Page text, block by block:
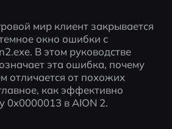
мир клиент закрывается
окно ошибки с
В этом руководстве
эта ошибка, почему
отличается от похожих
как эффективно
0x0000013 в AION 2.